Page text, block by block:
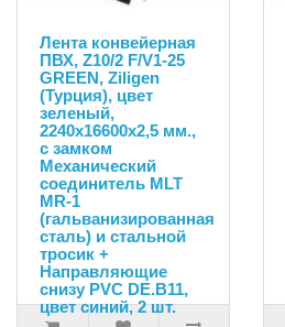
Лента конвейерная
ПВХ, Z10/2 F/V1-25
GREEN, Ziligen
(Турция), цвет
зеленый,
2240х16600х2,5 мм.,
с замком
Механический
соединитель MLT
MR-1
(гальванизированная
сталь) и стальной
тросик +
Направляющие
снизу PVC DE.B11,
цвет синий, 2 шт.